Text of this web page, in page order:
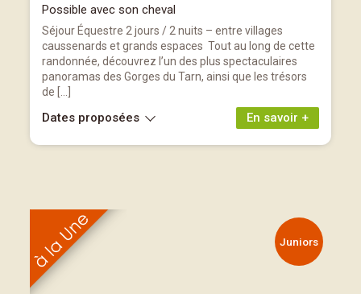
Possible avec son cheval
Séjour Équestre 2 jours / 2 nuits – entre villages
caussenards et grands espaces Tout au long de cette
randonnée, découvrez l’un des plus spectaculaires
panoramas des Gorges du Tarn, ainsi que les trésors
de […]
En savoir +
Dates proposées
Juniors